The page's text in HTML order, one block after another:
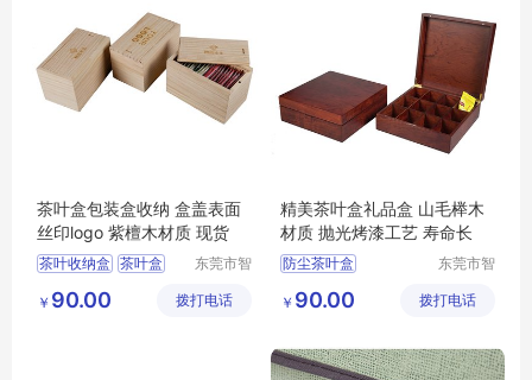
茶叶盒包装盒收纳 盒盖表面
丝印logo 紫檀木材质 现货
茶叶收纳盒 茶叶盒
多功能茶叶盒
东莞市智
限公司
￥ 90.00 拨打电话
精美茶叶盒礼品盒 山毛榉木
材质 抛光烤漆工艺 寿命长
防尘茶叶盒
茶叶收纳盒
东莞市智
限公司
￥ 90.00 拨打电话